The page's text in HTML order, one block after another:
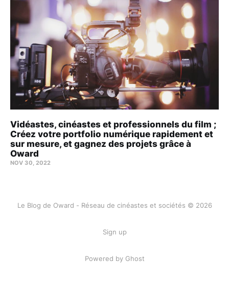
Vidéastes, cinéastes et professionnels du film ;
Créez votre portfolio numérique rapidement et
sur mesure, et gagnez des projets grâce à
Oward
NOV 30, 2022
Le Blog de Oward - Réseau de cinéastes et sociétés © 2026
Sign up
Powered by Ghost